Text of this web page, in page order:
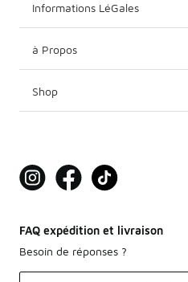
Informations LéGales
à Propos
Shop
FAQ expédition et livraison
Besoin de réponses ?